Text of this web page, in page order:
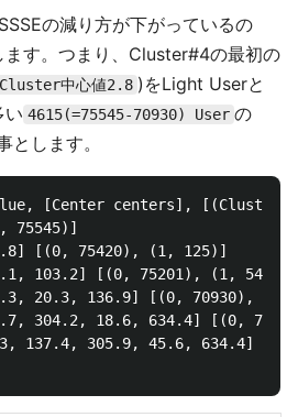
の減り方が下がっているの
ます。つまり、Cluster#4の最初の
中心値2.8 )をLight Userと
い 4615(=75545-70930) User の
します。
[Center centers],
75545)]
[(0, 75420), (1, 125)]
103.2] [(0, 75201), (1, 54),
20.3, 136.9] [(0, 70930),
304.2, 18.6, 634.4] [(0,
137.4, 305.9, 45.6, 634.4]